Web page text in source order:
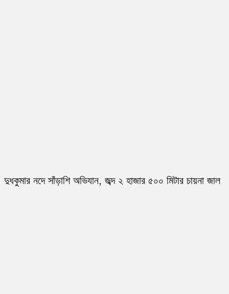
দুধকুমার নদে সাঁড়াশি অভিযান, জব্দ ২ হাজার ৫০০ মিটার চায়না জাল